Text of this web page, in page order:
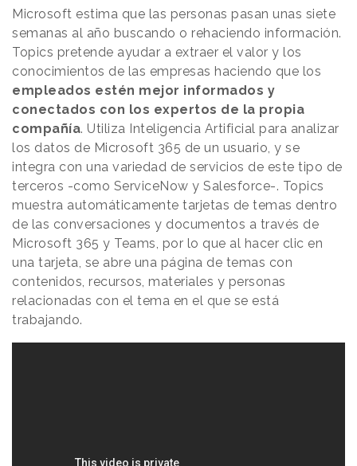
Microsoft estima que las personas pasan unas siete
semanas al año buscando o rehaciendo información.
Topics pretende ayudar a extraer el valor y los
conocimientos de las empresas haciendo que los
empleados estén mejor informados y
conectados con los expertos de la propia
compañía. Utiliza Inteligencia Artificial para analizar
los datos de Microsoft 365 de un usuario, y se
integra con una variedad de servicios de este tipo de
terceros -como ServiceNow y Salesforce-. Topics
muestra automáticamente tarjetas de temas dentro
de las conversaciones y documentos a través de
Microsoft 365 y Teams, por lo que al hacer clic en
una tarjeta, se abre una página de temas con
contenidos, recursos, materiales y personas
relacionadas con el tema en el que se está
trabajando.